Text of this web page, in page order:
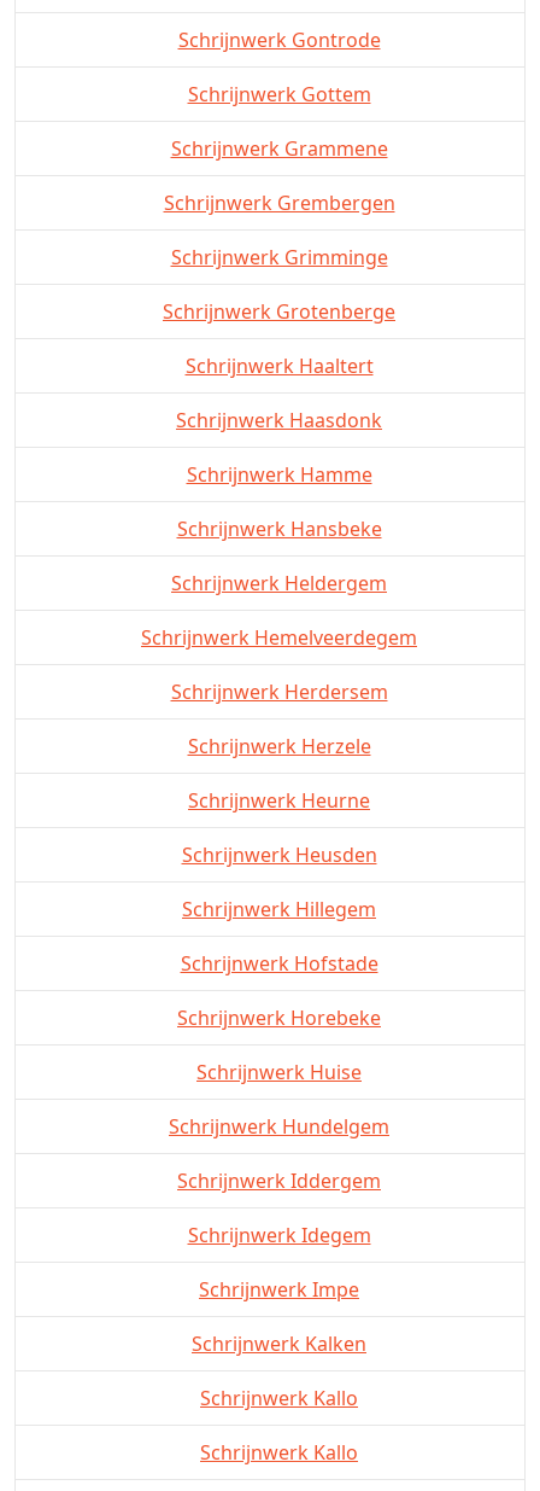
Schrijnwerk Gontrode
Schrijnwerk Gottem
Schrijnwerk Grammene
Schrijnwerk Grembergen
Schrijnwerk Grimminge
Schrijnwerk Grotenberge
Schrijnwerk Haaltert
Schrijnwerk Haasdonk
Schrijnwerk Hamme
Schrijnwerk Hansbeke
Schrijnwerk Heldergem
Schrijnwerk Hemelveerdegem
Schrijnwerk Herdersem
Schrijnwerk Herzele
Schrijnwerk Heurne
Schrijnwerk Heusden
Schrijnwerk Hillegem
Schrijnwerk Hofstade
Schrijnwerk Horebeke
Schrijnwerk Huise
Schrijnwerk Hundelgem
Schrijnwerk Iddergem
Schrijnwerk Idegem
Schrijnwerk Impe
Schrijnwerk Kalken
Schrijnwerk Kallo
Schrijnwerk Kallo